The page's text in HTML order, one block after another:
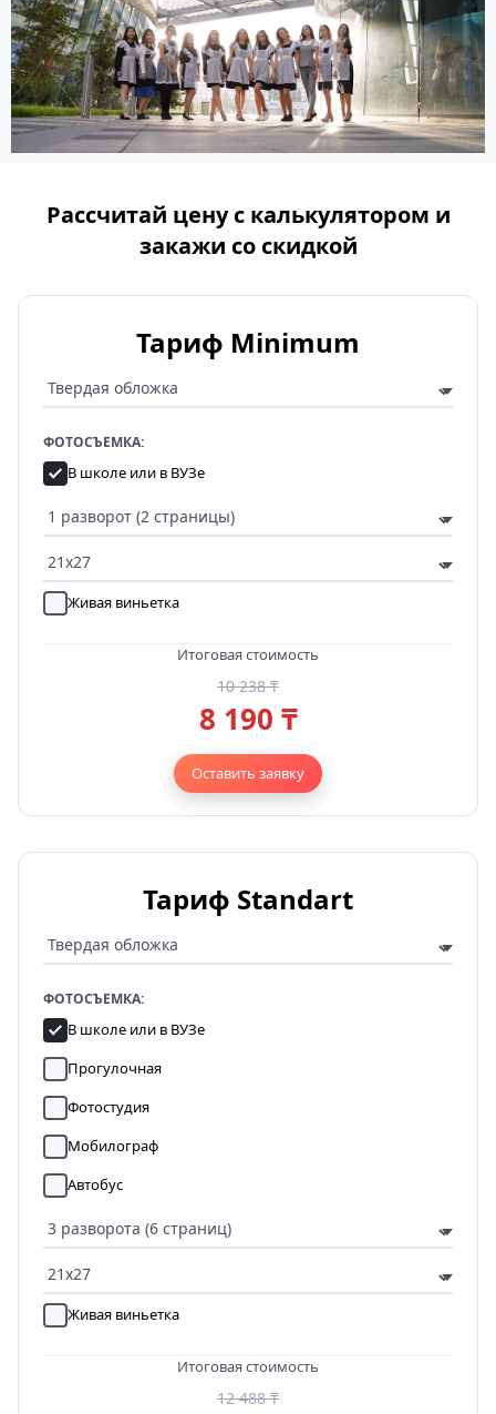
Рассчитай цену с калькулятором и
закажи со скидкой
Тариф Minimum
ФОТОСЪЕМКА:
В школе или в ВУЗе
Живая виньетка
Итоговая стоимость
10 238 ₸
8 190 ₸
Оставить заявку
Тариф Standart
ФОТОСЪЕМКА:
В школе или в ВУЗе
Прогулочная
Фотостудия
Мобилограф
Автобус
Живая виньетка
Итоговая стоимость
12 488 ₸